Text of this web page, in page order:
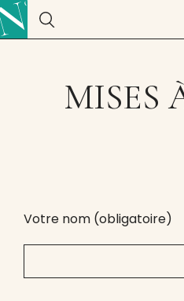
MISES
Votre nom (obligatoire)